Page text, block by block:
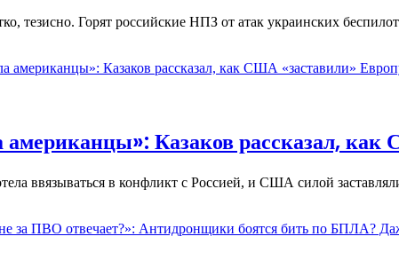
тезисно. Горят российские НПЗ от атак украинских
американцы»: Казаков рассказал,
ввязываться в конфликт с Россией, и США силой